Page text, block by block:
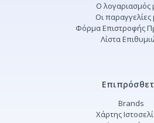
Ο λογαριασμός
Οι παραγγελίες
Φόρμα Επιστροφής
Λίστα
Brands
Χάρτης